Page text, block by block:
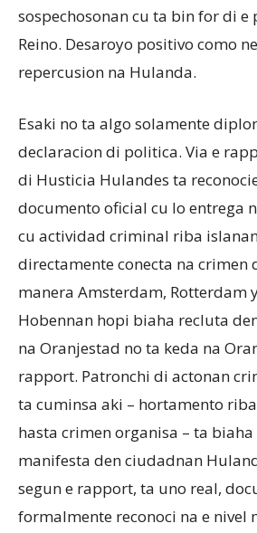
sospechosonan cu ta bin for di e
Reino. Desaroyo positivo como
repercusion na Hulanda.
Esaki no ta algo solamente
declaracion di politica. Via e
di Husticia Hulandes ta
documento oficial cu lo entrega
cu actividad criminal riba
directamente conecta na crimen
manera Amsterdam, Rotterdam
Hobennan hopi biaha recluta
na Oranjestad no ta keda na
rapport. Patronchi di actonan
ta cuminsa aki – hortamento
hasta crimen organisa – ta
manifesta den ciudadnan
segun e rapport, ta uno real,
formalmente reconoci na e nivel